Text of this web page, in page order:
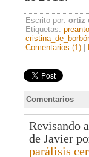
Escrito por: ortiz
Etiquetas:
Comentarios (1)
Comentarios
Revisando
de Javier
parálisis